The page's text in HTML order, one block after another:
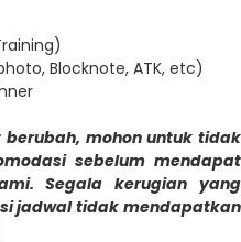
Blocknote, ATK, etc)
mohon untuk tidak
sebelum mendapat
Segala kerugian yang
jadwal tidak mendapatkan